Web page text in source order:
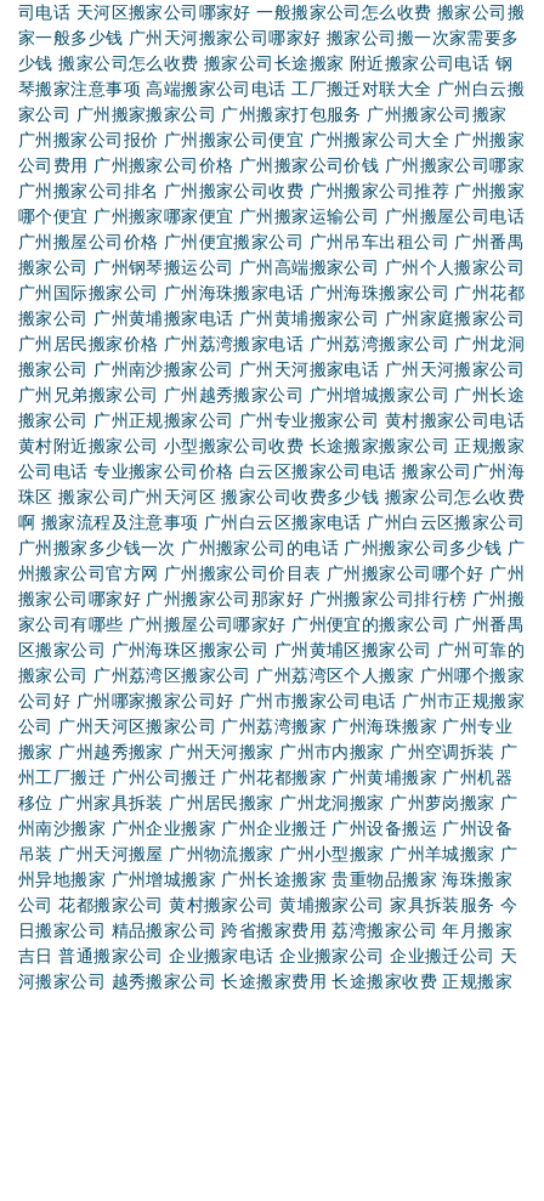
有关搬家前后的基本常识
搬家过程中出现物品损坏该
搬家当天注意事项有哪些
搬家时搬运图书注意事项细
广州个人搬家注意事项有哪
下雨天搬家注意事项有哪些
广州搬家需要什么样车型适
搬家后家具的搭配以及怎样
搬家整理物品有诀窍吗
日式搬家的服务特点
广州搬家公司损坏物品怎么
广州搬家物品打包小技巧
广州搬家后客厅的卫生打扫
广州搬家有哪些忌讳
TAG标签：广州搬家公司 长途货运 广州搬家公司_ 广州搬家公司
好 广州有哪些搬家公司 广州越秀区搬家公司 花都区搬家公司电话
黄埔区搬家公司电话 哪个搬家公司比较好 天河区搬家公司电话 搬
家公司搬家要多少钱 搬家公司搬家怎么收费 搬家公司异地搬家收
费 番禺搬家公司电话号码 广州白云搬家公司电话 广州搬家公司好
又便宜 广州搬家公司价格服务 广州搬家公司哪家便宜 广州搬家公
司哪家好啊 广州搬家公司哪家最好 广州搬家公司如何收费 广州比
较好的搬家公司 广州大型机器移位安装 广州的搬家公司哪家好 广
州黄埔搬家公司电话 广州居民住宅搬家价格 广州荔湾搬家公司电
话 广州市白云区搬家公司 广州市花都区搬家公司 广州天河搬家公
司电话 天河区搬家公司哪家好 一般搬家公司怎么收费 搬家公司搬
家一般多少钱 广州天河搬家公司哪家好 搬家公司搬一次家需要多
少钱 搬家公司怎么收费 搬家公司长途搬家 附近搬家公司电话 钢